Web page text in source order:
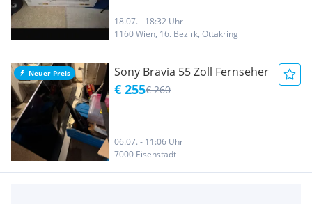
18.07. - 18:32 Uhr
1160 Wien, 16. Bezirk, Ottakring
Neuer Preis Sony Bravia 55 Zoll Fernseher
€ 255€ 260
06.07. - 11:06 Uhr
7000 Eisenstadt